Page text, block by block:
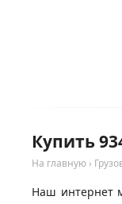
Купить
На главную ›
Наш интернет